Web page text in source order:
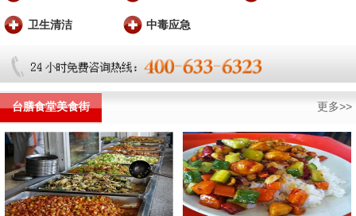
卫生清洁 中毒应急
台膳食堂美食街 更多>>